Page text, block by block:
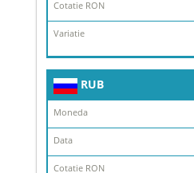
RUB